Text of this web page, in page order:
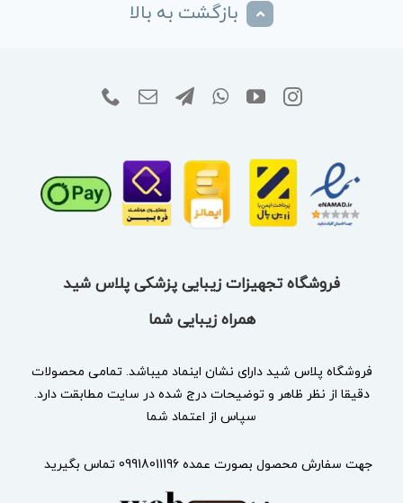
بازگشت به بالا
فروشگاه تجهیزات زیبایی پزشکی پلاس شید
همراه زیبایی شما
فروشگاه پلاس شید دارای نشان اینماد میباشد. تمامی محصولات
دقیقا از نظر ظاهر و توضیحات درج شده در سایت مطابقت دارد.
سپاس از اعتماد شما
جهت سفارش محصول بصورت عمده 09918011196 تماس بگیرید